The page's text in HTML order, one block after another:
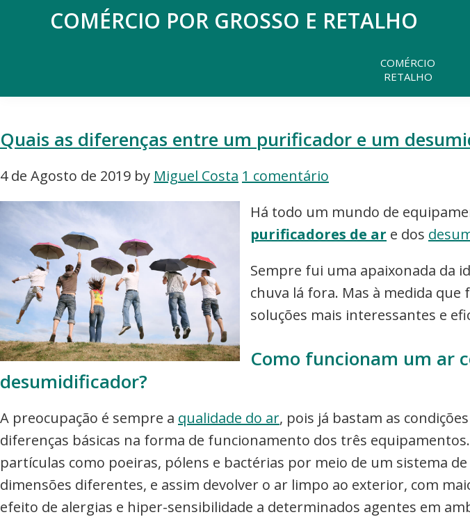
principal
COMÉRCIO POR GROSSO E RETALHO
o
COMÉRCIO
RETALHO
Quais as diferenças entre um purificador e um
4 de Agosto de 2019 by Miguel Costa 1 comentário
Há todo um mundo de
purificadores de ar e dos
Sempre fui uma apaixonada da
chuva lá fora. Mas à medida
soluções mais interessantes e
Como funcionam um ar
desumidificador?
A preocupação é sempre a qualidade do ar, pois já bastam as
diferenças básicas na forma de funcionamento dos três
partículas como poeiras, pólens e bactérias por meio de um sistema
dimensões diferentes, e assim devolver o ar limpo ao exterior, com
efeito de alergias e hiper-sensibilidade a determinados agentes em